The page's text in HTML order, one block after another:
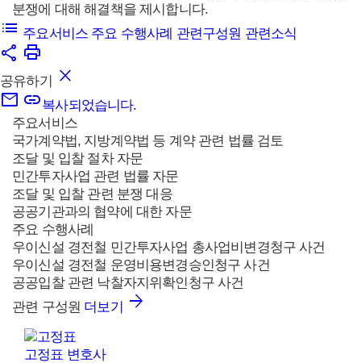
분쟁에 대해 해결책을 제시합니다.
주요서비스 주요 수행사례 관련구성원 관련소식
공유하기
복사되었습니다.
주요서비스
국가계약법, 지방계약법 등 계약 관련 법률 검토
조달 및 입찰 절차 자문
민간투자사업 관련 법률 자문
조달 및 입찰 관련 분쟁 대응
공공기관과의 협약에 대한 자문
주요 수행사례
우이신설 경전철 민간투자사업 총사업비변경청구 사건
우이신설 경전철 운영비용변경승인청구 사건
공공입찰 관련 낙찰자지위확인청구 사건
관련 구성원 더보기
고정표 변호사